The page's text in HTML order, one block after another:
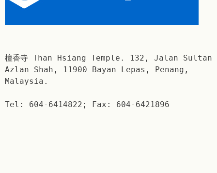
檀香寺 Than Hsiang Temple. 132, Jalan Sultan
Azlan Shah, 11900 Bayan Lepas, Penang,
Malaysia.
Tel: 604-6414822; Fax: 604-6421896